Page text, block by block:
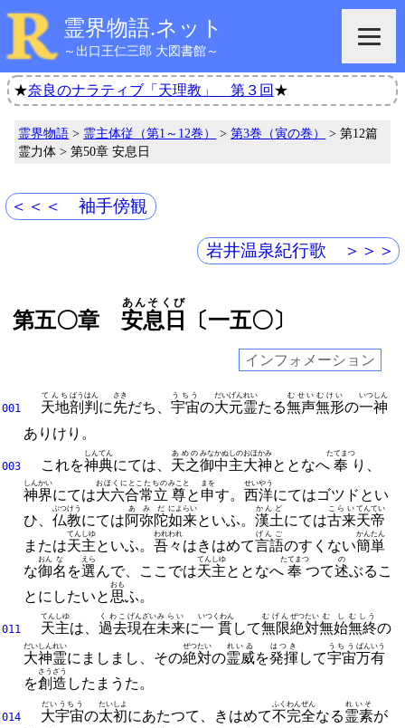
霊界物語.ネット
～出口王仁三郎 大図書館～
★奈良のナラティブ「天理教」 第３回 ★
霊界物語 > 霊主体従（第1～12巻） >第3巻（寅の巻）
> 第12篇
霊力体 > 第50章 安息日
＜＜＜ 袖手傍観
岩井温泉紀行歌 ＞＞＞
第五〇章 安息日
あんそくび
〔一五〇〕
インフォメーション
001 天地
てんち
剖判
ばうはん
に先
さき
だち、宇宙
うちう
の大元霊
だいげんれい
たる無声
むせい
無形
むけい
の一神
いつしん
ありけり。
003 これを神典
しんてん
にては、 天之
あめの
御中主
みなかぬしの
大神
おほかみ
ととなへ 奉
たてまつ
り、
神界
しんかい
にては大六合常立
おほくにとこたちの
尊
みこと
と 申
まを
す。 西洋
せいやう
にてはゴツドとい
ひ、 仏教
ぶつけう
にては阿弥陀
あみだ
如来
によらい
といふ。 漢土
かんど
にては古来
こらい
天帝
てんてい
または天主
てんしゆ
といふ。 吾々
われわれ
はきはめて言語
げんご
のすくない簡単
かんたん
な御
おん
名
な
を選
えら
んで、 ここでは天主
てんしゆ
ととなへ 奉
たてまつ
つて述
の
ぶるこ
とにしたいと 思
おも
ふ。
011 天主
てんしゆ
は、過去
くわこ
現在
げんざい
未来
みらい
に一貫
いつくわん
して無限
むげん
絶対
ぜつたい
無始
むし
無終
むしう
の
大神霊
だいしんれい
にましまし、 その絶対
ぜつたい
の霊威
れいゐ
を発揮
はつき
して宇宙
うちう
万有
ばんいう
を創造
さうざう
したまうた。
014 大宇宙
だいうちう
の太初
たいしよ
にあたつて、 きはめて不完全
ふくわんぜん
なる霊素
れいそ
が